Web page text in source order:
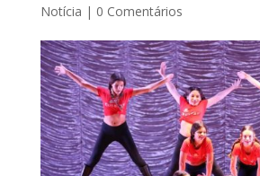
Notícia | 0 Comentários